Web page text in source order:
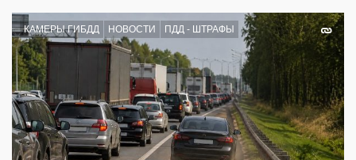
КАМЕРЫ ГИБДД НОВОСТИ ПДД - ШТРАФЫ